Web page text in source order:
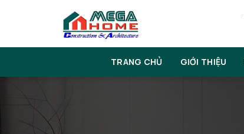
TRANG CHỦ GIỚI THIỆU